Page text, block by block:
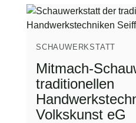
SCHAUWERKSTATT
Mitmach-
traditionellen
Volkskunst eG